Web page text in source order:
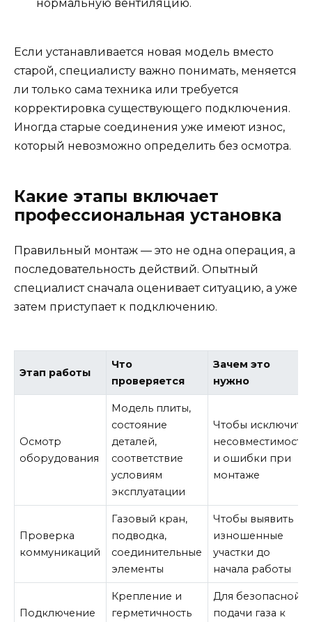
нормальную вентиляцию.
Если устанавливается новая модель вместо
старой, специалисту важно понимать, меняется
ли только сама техника или требуется
корректировка существующего подключения.
Иногда старые соединения уже имеют износ,
который невозможно определить без осмотра.
Какие этапы включает
профессиональная установка
Правильный монтаж — это не одна операция, а
последовательность действий. Опытный
специалист сначала оценивает ситуацию, а уже
затем приступает к подключению.
Этап работы
Что
проверяется
Зачем это
нужно
Осмотр
оборудования
Модель плиты,
состояние
деталей,
соответствие
условиям
эксплуатации
Чтобы исключить
несовместимость
и ошибки при
монтаже
Проверка
коммуникаций
Газовый кран,
подводка,
соединительные
элементы
Чтобы выявить
изношенные
участки до
начала работы
Подключение
Крепление и
герметичность
Для безопасной
подачи газа к